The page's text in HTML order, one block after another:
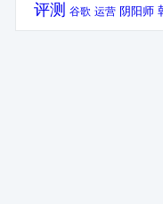
评测 谷歌 运营 阴阳师